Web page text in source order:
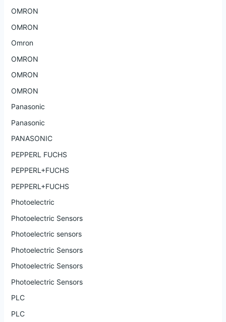
OMRON
OMRON
Omron
OMRON
OMRON
OMRON
Panasonic
Panasonic
PANASONIC
PEPPERL FUCHS
PEPPERL+FUCHS
PEPPERL+FUCHS
Photoelectric
Photoelectric Sensors
Photoelectric sensors
Photoelectric Sensors
Photoelectric Sensors
Photoelectric Sensors
PLC
PLC